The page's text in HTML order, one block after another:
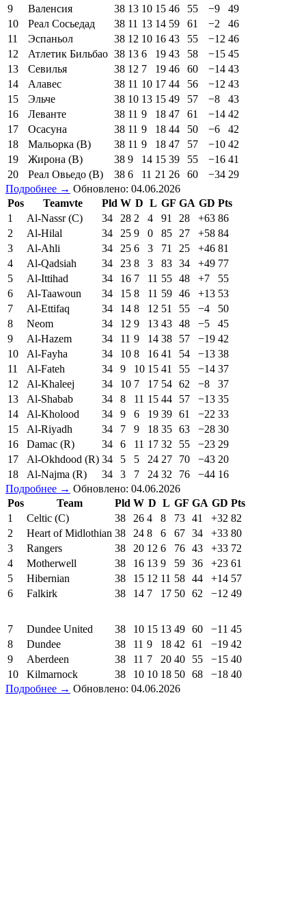
9
Валенсия 38 13 10 15 46 55 −9
49
10
Реал Сосьедад 38 11 13 14 59 61 −2
46
11
Эспаньол 38 12 10 16 43 55 −12 46
12
Атлетик Бильбао 38 13 6 19 43 58 −15 45
13
Севилья 38 12 7 19 46 60 −14 43
14
Алавес 38 11 10 17 44 56 −12 43
15
Эльче 38 10 13 15 49 57 −8
43
16
Леванте 38 11 9 18 47 61 −14 42
17
Осасуна 38 11 9 18 44 50 −6
42
18
Мальорка (В) 38 11 9 18 47 57 −10 42
19
Жирона (В) 38 9 14 15 39 55 −16 41
20
Реал Овьедо (В) 38 6 11 21 26 60 −34 29
Подробнее → Обновлено: 04.06.2026
Pos
Teamvte Pld W D L GF GA GD Pts
1
Al-Nassr (C) 34 28 2 4 91 28 +63 86
2
Al-Hilal 34 25 9 0 85 27 +58 84
3
Al-Ahli 34 25 6 3 71 25 +46 81
4
Al-Qadsiah 34 23 8 3 83 34 +49 77
5
Al-Ittihad 34 16 7 11 55 48 +7
55
6
Al-Taawoun 34 15 8 11 59 46 +13 53
7
Al-Ettifaq 34 14 8 12 51 55 −4
50
8
Neom 34 12 9 13 43 48 −5
45
9
Al-Hazem 34 11 9 14 38 57 −19 42
10
Al-Fayha 34 10 8 16 41 54 −13 38
11
Al-Fateh 34 9 10 15 41 55 −14 37
12
Al-Khaleej 34 10 7 17 54 62 −8
37
13
Al-Shabab 34 8 11 15 44 57 −13 35
14
Al-Kholood 34 9 6 19 39 61 −22 33
15
Al-Riyadh 34 7 9 18 35 63 −28 30
16
Damac (R) 34 6 11 17 32 55 −23 29
17
Al-Okhdood (R) 34 5 5 24 27 70 −43 20
18
Al-Najma (R) 34 3 7 24 32 76 −44 16
Подробнее → Обновлено: 04.06.2026
Pos
Team Pld W D L GF GA GD Pts
1
Celtic (C) 38 26 4 8 73 41 +32 82
2
Heart of Midlothian 38 24 8 6 67 34 +33 80
3
Rangers 38 20 12 6 76 43 +33 72
4
Motherwell 38 16 13 9 59 36 +23 61
5
Hibernian 38 15 12 11 58 44 +14 57
6
Falkirk 38 14 7 17 50 62 −12 49
7 Dundee United 38 10 15 13 49 60 −11 45
8
Dundee 38 11 9 18 42 61 −19 42
9
Aberdeen 38 11 7 20 40 55 −15 40
10
Kilmarnock 38 10 10 18 50 68 −18 40
Подробнее → Обновлено: 04.06.2026